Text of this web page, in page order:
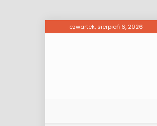
czwartek, sierpień 6, 2026